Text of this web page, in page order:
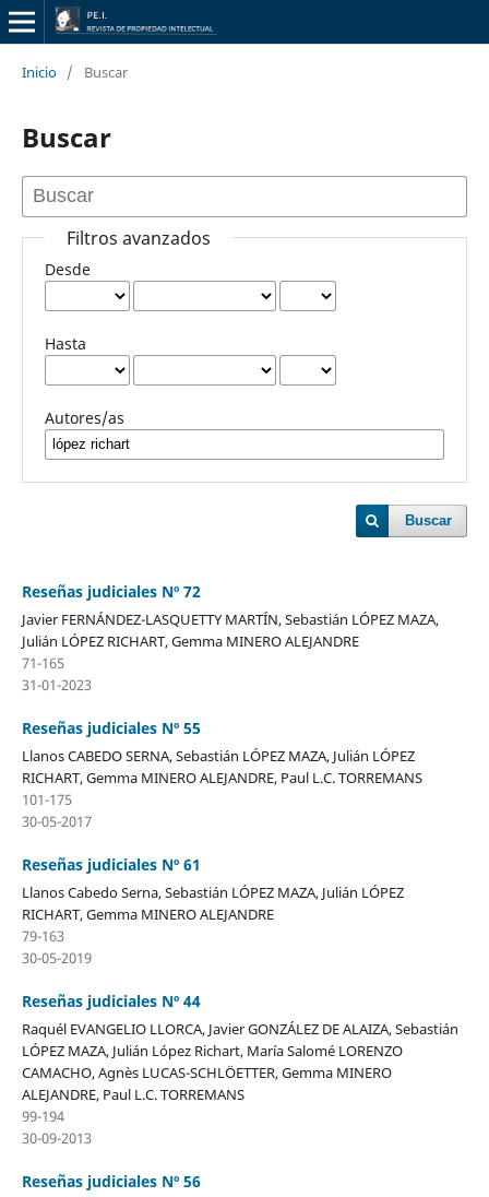
Inicio / Buscar
Buscar
Filtros avanzados
Desde
Hasta
Autores/as
Buscar
Reseñas judiciales Nº 72
Javier FERNÁNDEZ-LASQUETTY MARTÍN, Sebastián LÓPEZ MAZA,
Julián LÓPEZ RICHART, Gemma MINERO ALEJANDRE
71-165
31-01-2023
Reseñas judiciales Nº 55
Llanos CABEDO SERNA, Sebastián LÓPEZ MAZA, Julián LÓPEZ
RICHART, Gemma MINERO ALEJANDRE, Paul L.C. TORREMANS
101-175
30-05-2017
Reseñas judiciales Nº 61
Llanos Cabedo Serna, Sebastián LÓPEZ MAZA, Julián LÓPEZ
RICHART, Gemma MINERO ALEJANDRE
79-163
30-05-2019
Reseñas judiciales Nº 44
Raquél EVANGELIO LLORCA, Javier GONZÁLEZ DE ALAIZA, Sebastián
LÓPEZ MAZA, Julián López Richart, María Salomé LORENZO
CAMACHO, Agnès LUCAS-SCHLÖETTER, Gemma MINERO
ALEJANDRE, Paul L.C. TORREMANS
99-194
30-09-2013
Reseñas judiciales Nº 56